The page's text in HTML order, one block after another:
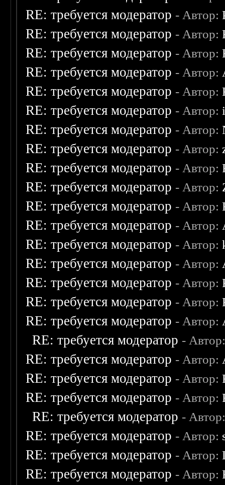
RE: требуется модератор - Автор:
RE: требуется модератор - Автор:
RE: требуется модератор - Автор:
RE: требуется модератор - Автор:
RE: требуется модератор - Автор:
RE: требуется модератор - Автор:
RE: требуется модератор - Автор:
RE: требуется модератор - Автор:
RE: требуется модератор - Автор:
RE: требуется модератор - Автор:
RE: требуется модератор - Автор:
RE: требуется модератор - Автор:
RE: требуется модератор - Автор:
RE: требуется модератор - Автор:
RE: требуется модератор - Автор:
RE: требуется модератор - Автор:
RE: требуется модератор - Автор:
RE: требуется модератор -
RE: требуется модератор - Автор:
RE: требуется модератор - Автор:
RE: требуется модератор - Автор:
RE: требуется модератор -
RE: требуется модератор - Автор:
RE: требуется модератор - Автор:
RE: требуется модератор - Автор: